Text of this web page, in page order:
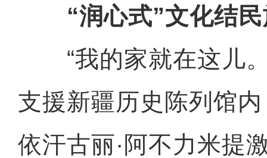
“润心式”文化结
“我的家就在这儿。
支援新疆历史陈列馆
依汗古丽·阿不力米提